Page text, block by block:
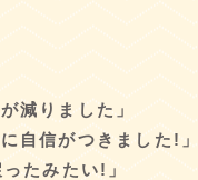
減りました」
自信がつきました!」
たみたい!」